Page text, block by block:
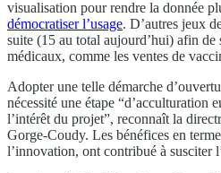
visualisation pour rendre la donnée
démocratiser l’usage. D’autres jeux
suite (15 au total aujourd’hui) afin de
médicaux, comme les ventes de
Adopter une telle démarche
nécessité une étape “d’acculturation
l’intérêt du projet”, reconnaît la
Gorge-Coudy. Les bénéfices en
l’innovation, ont contribué à susciter